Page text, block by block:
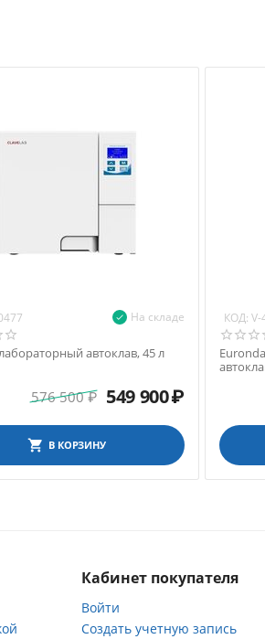
На складе
автоклав, 45 л
576 500 ₽ 549 900₽
В КОРЗИНУ
КОД: V-
Кабинет покупателя
Войти
Создать учетную запись